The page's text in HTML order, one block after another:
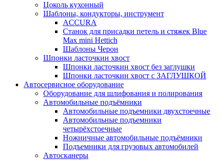
Цоколь кухонный
Шаблоны, кондукторы, инструмент
ACCURA
Станок для присадки петель и стяжек Blue
Max mini Hettich
Шаблоны Черон
Шпонки ласточкин хвост
Шпонки ласточкин хвост без заглушки
Шпонки ласточкин хвост с ЗАГЛУШКОЙ
Автосервисное оборудование
Оборудование для шлифования и полирования
Автомобильные подъёмники
Автомобильные подъемники двухстоечные
Автомобильные подъемники
четырёхстоечные
Ножничные автомобильные подъёмники
Подъемники для грузовых автомобилей
Автосканеры